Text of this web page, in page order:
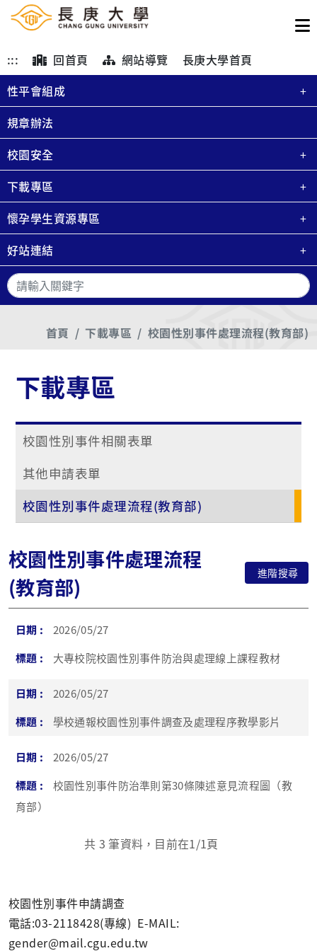
::: 回首頁 網站導覽
長庚大學首頁
性平會組成
規章辦法
校園安全
下載專區
懷孕學生資源專區
好站連結
搜
首頁 下載專區 校園性別事件處理流程(教育部)
下載專區
校園性別事件相關表單
其他申請表單
校園性別事件處理流程(教育部)
校園性別事件處理流程
(教育部)
進階搜尋
2026/05/27
大專校院校園性別事件防治與處理線上課程教材
2026/05/27
學校通報校園性別事件調查及處理程序教學影片
2026/05/27
校園性別事件防治準則第30條陳述意見流程圖（教
育部）
共 3 筆資料，目前在1/1頁
校園性別事件申請調查
電話:03-2118428(專線) E-MAIL:
gender@mail.cgu.edu.tw